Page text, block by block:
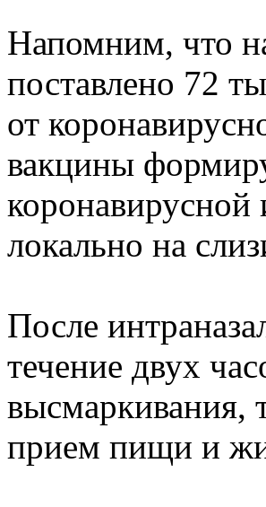
Напомним, что
поставлено 72
от
вакцины
коронавирусной
локально на
После
течение двух
высмаркивания,
прием пищи и